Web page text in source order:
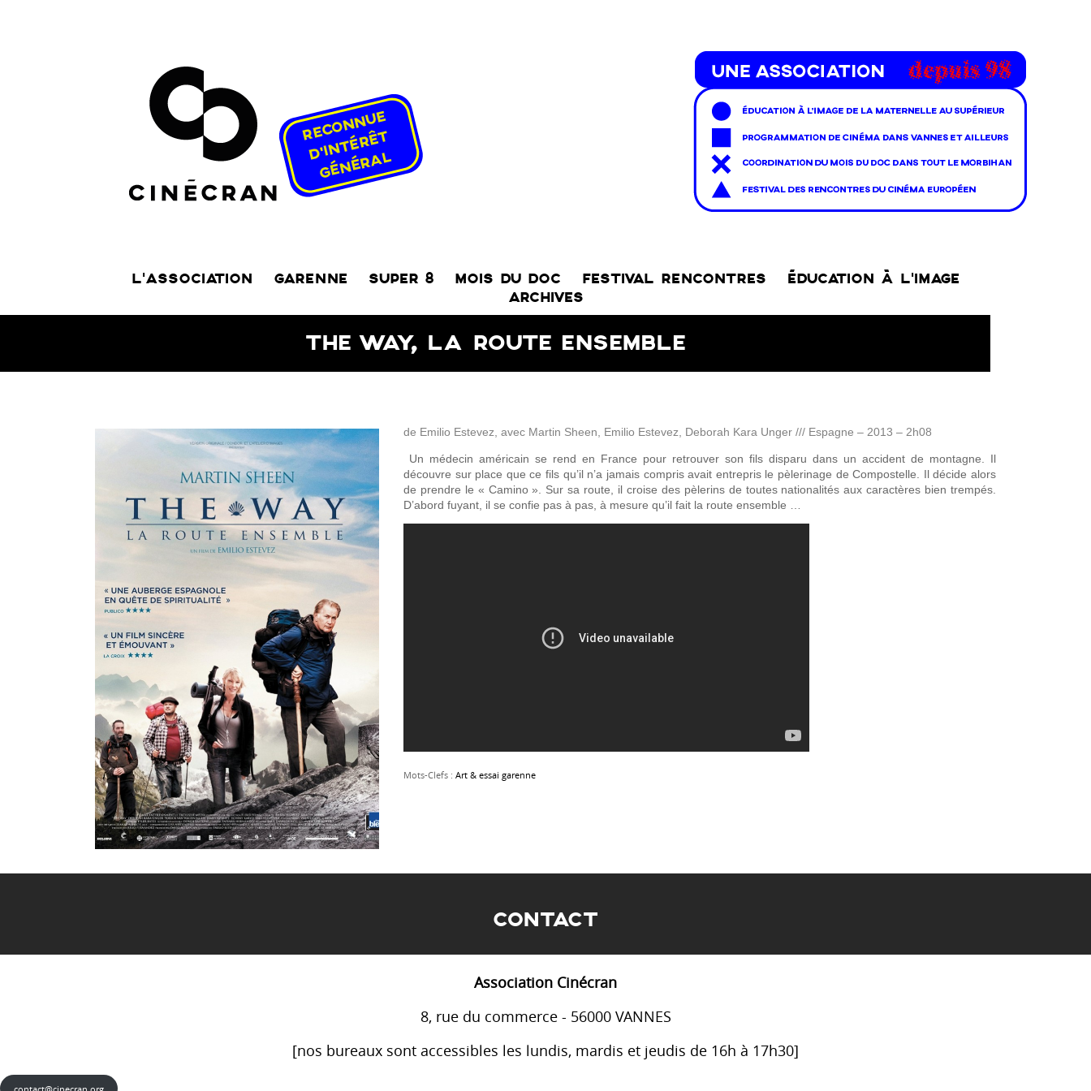
L’ASSOCIATION GARENNE SUPER 8 MOIS DU DOC FESTIVAL RENCONTRES
ÉDUCATION À L’IMAGE
ARCHIVES
THE WAY, LA ROUTE ENSEMBLE
de Emilio Estevez, avec Martin Sheen, Emilio Estevez, Deborah Kara Unger /// Espagne – 2013 – 2h08
Un médecin américain se rend en France pour retrouver son fils disparu dans un accident de montagne. Il
découvre sur place que ce fils qu’il n’a jamais compris avait entrepris le pèlerinage de Compostelle. Il décide alors
de prendre le « Camino ». Sur sa route, il croise des pèlerins de toutes nationalités aux caractères bien trempés.
D’abord fuyant, il se confie pas à pas, à mesure qu’il fait la route ensemble …
Mots-Clefs : Art & essai garenne
CONTACT
Association Cinécran
8, rue du commerce - 56000 VANNES
[nos bureaux sont accessibles les lundis, mardis et jeudis de 16h à 17h30]